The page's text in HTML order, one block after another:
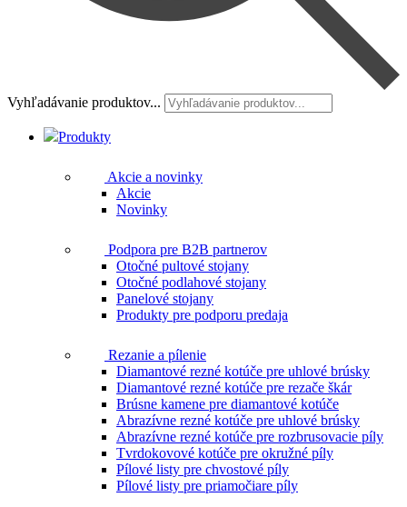
Vyhľadávanie produktov...
Produkty
Akcie a novinky
Akcie
Novinky
Podpora pre B2B partnerov
Otočné pultové stojany
Otočné podlahové stojany
Panelové stojany
Produkty pre podporu predaja
Rezanie a pílenie
Diamantové rezné kotúče pre uhlové brúsky
Diamantové rezné kotúče pre rezače škár
Brúsne kamene pre diamantové kotúče
Abrazívne rezné kotúče pre uhlové brúsky
Abrazívne rezné kotúče pre rozbrusovacie píly
Tvrdokovové kotúče pre okružné píly
Pílové listy pre chvostové píly
Pílové listy pre priamočiare píly